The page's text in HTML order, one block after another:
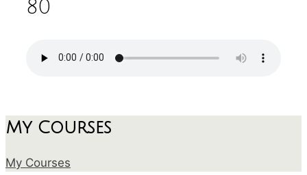
80
My Courses
My Courses